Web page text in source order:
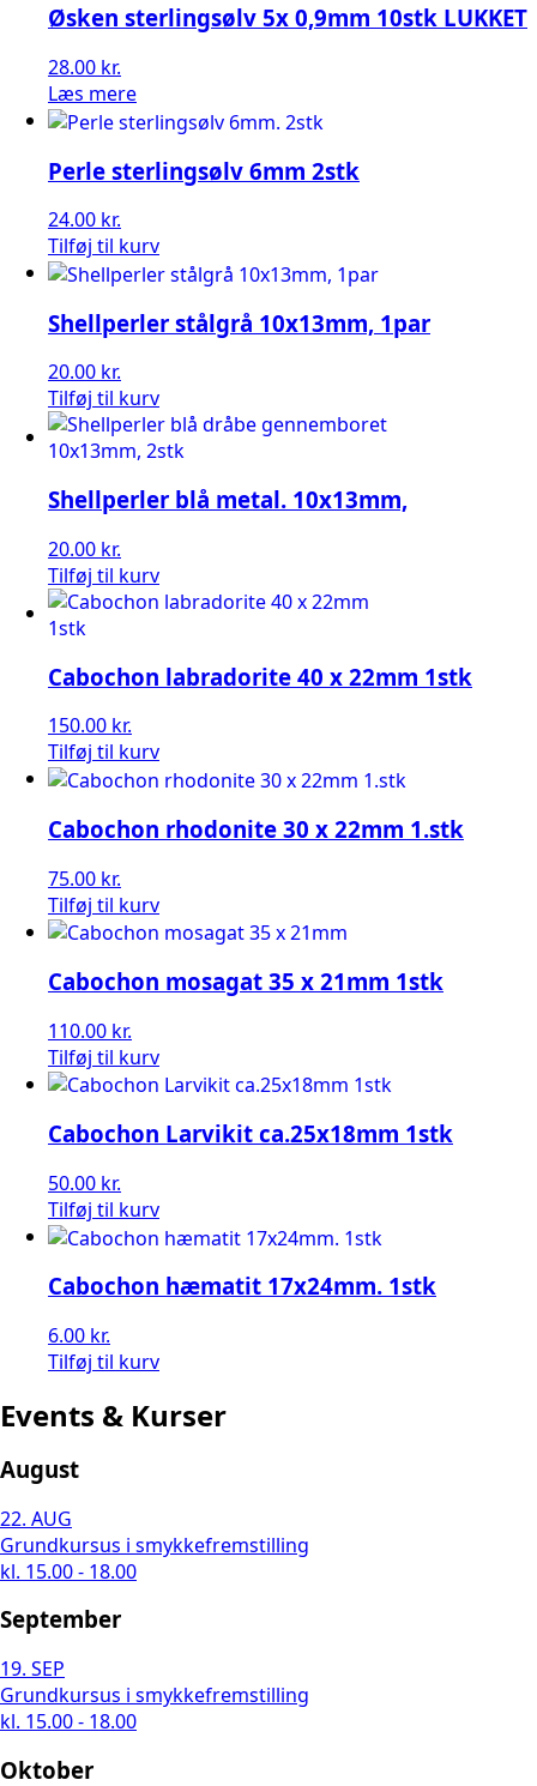
Øsken sterlingsølv 5x 0,9mm 10stk LUKKET
28.00 kr.
Læs mere
Perle sterlingsølv 6mm 2stk
24.00 kr.
Tilføj til kurv
Shellperler stålgrå 10x13mm, 1par
20.00 kr.
Tilføj til kurv
Shellperler blå metal. 10x13mm,
20.00 kr.
Tilføj til kurv
Cabochon labradorite 40 x 22mm 1stk
150.00 kr.
Tilføj til kurv
Cabochon rhodonite 30 x 22mm 1.stk
75.00 kr.
Tilføj til kurv
Cabochon mosagat 35 x 21mm 1stk
110.00 kr.
Tilføj til kurv
Cabochon Larvikit ca.25x18mm 1stk
50.00 kr.
Tilføj til kurv
Cabochon hæmatit 17x24mm. 1stk
6.00 kr.
Tilføj til kurv
Events & Kurser
August
22. AUG
Grundkursus i smykkefremstilling
kl. 15.00 - 18.00
September
19. SEP
Grundkursus i smykkefremstilling
kl. 15.00 - 18.00
Oktober